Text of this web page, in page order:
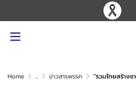
Home ... ข่าวสารพรรค “รวมไทยสร้างชาติ” เปิดโผ